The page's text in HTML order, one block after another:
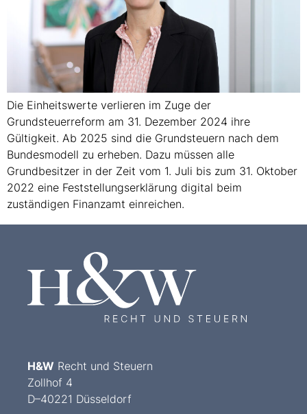
Die Einheitswerte verlieren im Zuge der
Grundsteuerreform am 31. Dezember 2024 ihre
Gültigkeit. Ab 2025 sind die Grundsteuern nach dem
Bundesmodell zu erheben. Dazu müssen alle
Grundbesitzer in der Zeit vom 1. Juli bis zum 31. Oktober
2022 eine Feststellungserklärung digital beim
zuständigen Finanzamt einreichen.
H&W Recht und Steuern
Zollhof 4
D–40221 Düsseldorf